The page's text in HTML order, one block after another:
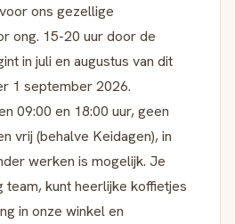
ons gezellige
ong. 15-20 uur door de
in juli en augustus van dit
1 september 2026.
09:00 en 18:00 uur, geen
vrij (behalve Keidagen), in
werken is mogelijk. Je
team, kunt heerlijke koffietjes
in onze winkel en